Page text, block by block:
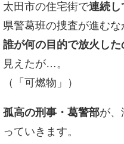
太田市の住宅街で連続し
県警葛班の捜査が進む
誰が何の目的で放火し
見えたが…。
（「可燃物」）
孤高の刑事・葛警部が、
っていきます。